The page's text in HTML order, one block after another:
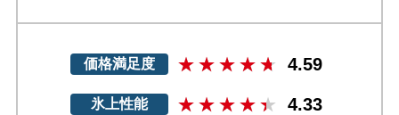
価格満足度 4.59
氷上性能 4.33